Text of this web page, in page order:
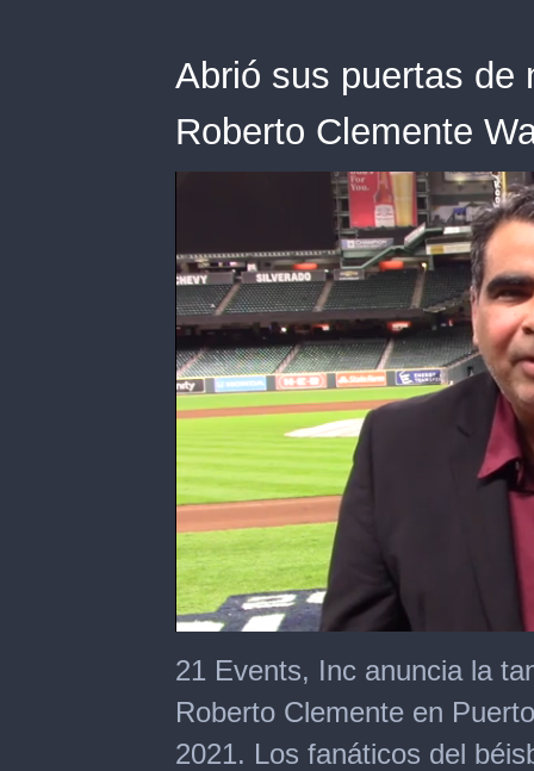
Abrió sus puertas de
Roberto Clemente
seconds
of
minute,
second
21 Events, Inc anuncia la
Roberto Clemente en
2021. Los fanáticos del